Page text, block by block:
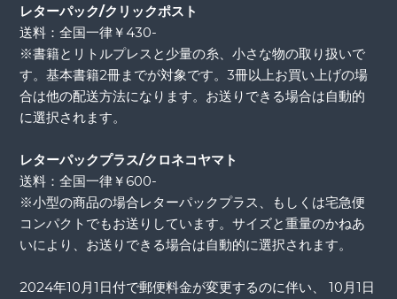
レターパック/クリックポスト
送料：全国一律￥430-
※書籍とリトルプレスと少量の糸、小さな物の取り扱いで
す。基本書籍2冊までが対象です。3冊以上お買い上げの場
合は他の配送方法になります。お送りできる場合は自動的
に選択されます。
レターパックプラス/クロネコヤマト
送料：全国一律￥600-
※小型の商品の場合レターパックプラス、もしくは宅急便
コンパクトでもお送りしています。サイズと重量のかねあ
いにより、お送りできる場合は自動的に選択されます。
2024年10月1日付で郵便料金が変更するのに伴い、 10月1日